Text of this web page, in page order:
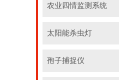
农业四情监测系统
太阳能杀虫灯
孢子捕捉仪